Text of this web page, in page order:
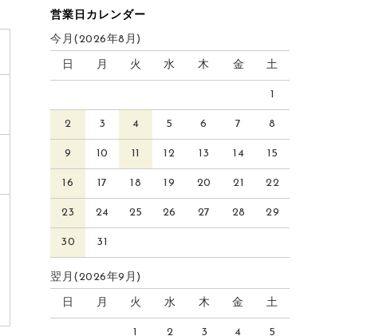
営業日カレンダー
今月(2026年8月)
日 月 火 水 木 金 土
1
2 3 4 5 6 7 8
9 10 11 12 13 14 15
16 17 18 19 20 21 22
23 24 25 26 27 28 29
30 31
翌月(2026年9月)
日 月 火 水 木 金 土
1 2 3 4 5